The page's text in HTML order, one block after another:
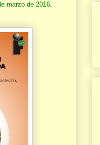
marzo de 2016.